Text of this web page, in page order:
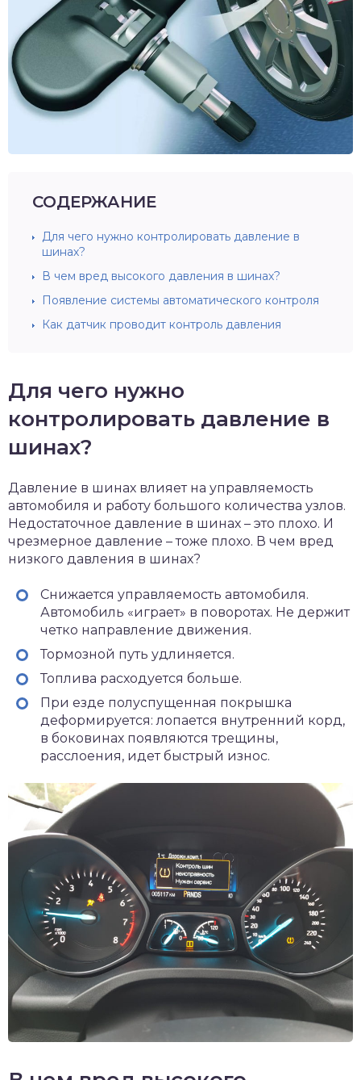
СОДЕРЖАНИЕ
Для чего нужно контролировать давление в
шинах?
В чем вред высокого давления в шинах?
Появление системы автоматического контроля
Как датчик проводит контроль давления
Для чего нужно
контролировать давление в
шинах?
Давление в шинах влияет на управляемость
автомобиля и работу большого количества узлов.
Недостаточное давление в шинах – это плохо. И
чрезмерное давление – тоже плохо. В чем вред
низкого давления в шинах?
Снижается управляемость автомобиля.
Автомобиль «играет» в поворотах. Не держит
четко направление движения.
Тормозной путь удлиняется.
Топлива расходуется больше.
При езде полуспущенная покрышка
деформируется: лопается внутренний корд,
в боковинах появляются трещины,
расслоения, идет быстрый износ.